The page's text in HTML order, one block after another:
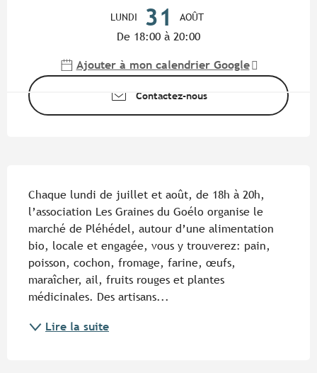
LUNDI 31 AOÛT
De 18:00 à 20:00
Ajouter à mon calendrier Google
Contactez-nous
Chaque lundi de juillet et août, de 18h à 20h,
l’association Les Graines du Goélo organise le
marché de Pléhédel, autour d’une alimentation
bio, locale et engagée, vous y trouverez: pain,
poisson, cochon, fromage, farine, œufs,
maraîcher, ail, fruits rouges et plantes
médicinales. Des artisans...
Lire la suite